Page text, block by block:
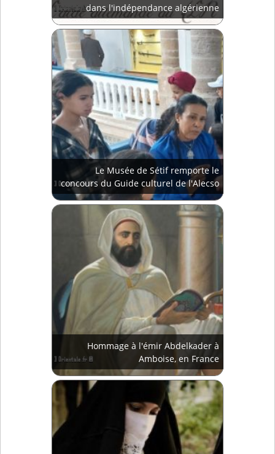
dans l'indépendance algérienne
Le Musée de Sétif remporte le
concours du Guide culturel de l'Alecso
Hommage à l'émir Abdelkader à
Amboise, en France